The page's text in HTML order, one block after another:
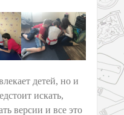
детей, но и
искать,
версии и все это